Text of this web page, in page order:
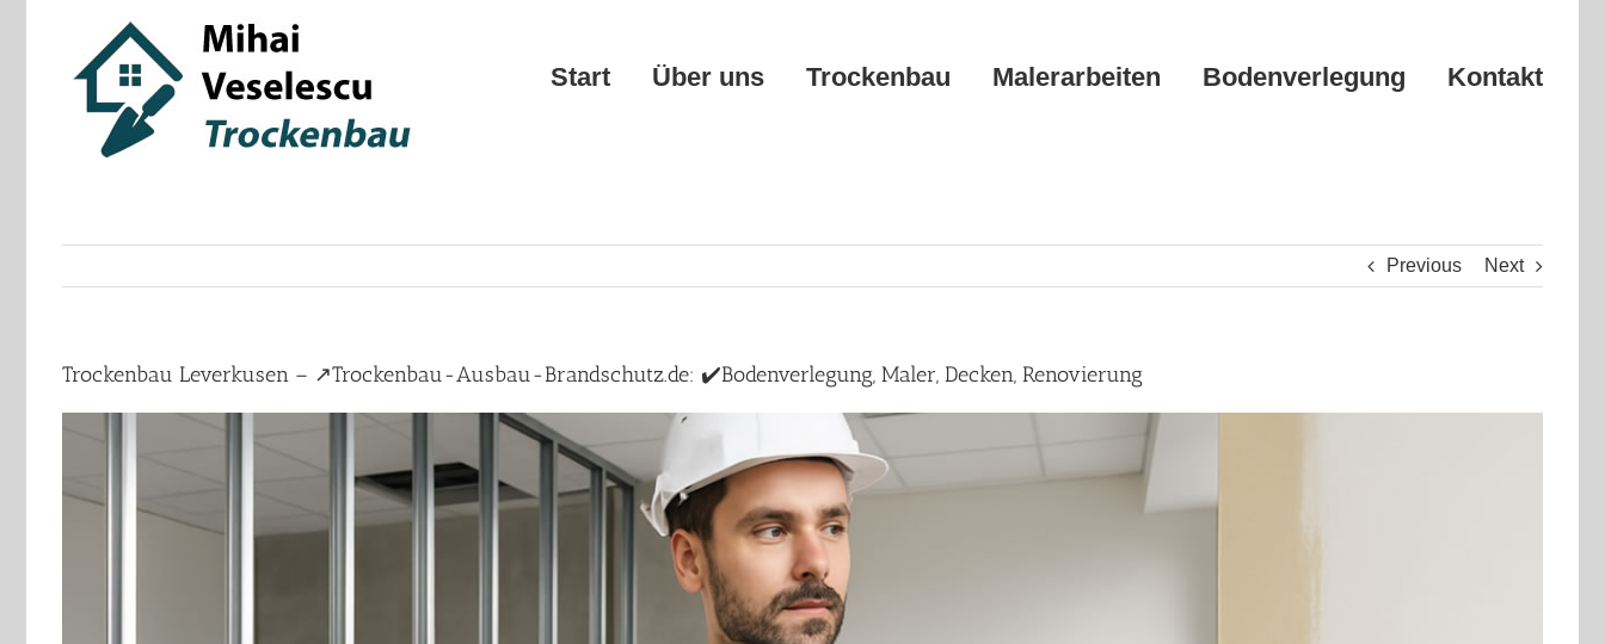
Start Über uns Trockenbau Malerarbeiten Bodenverlegung Kontakt
Previous Next
Trockenbau Leverkusen – ↗️Trockenbau-Ausbau-Brandschutz.de: ✔️Bodenverlegung, Maler, Decken, Renovierung